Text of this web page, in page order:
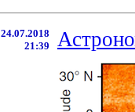
24.07.2018
21:39